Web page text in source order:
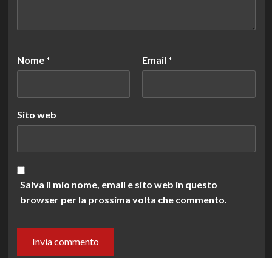
Nome * Email *
Sito web
Salva il mio nome, email e sito web in questo
browser per la prossima volta che commento.